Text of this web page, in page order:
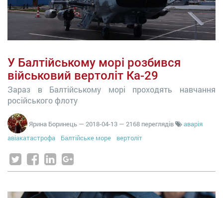
У Балтійському морі розбився
військовий вертоліт Ка-29
Зараз в Балтійському морі проходять навчання
російського флоту
Ярина Боринець — 2018-04-13 — 2168 переглядів
аварія
авіакатастрофа
Балтійське море вертоліт